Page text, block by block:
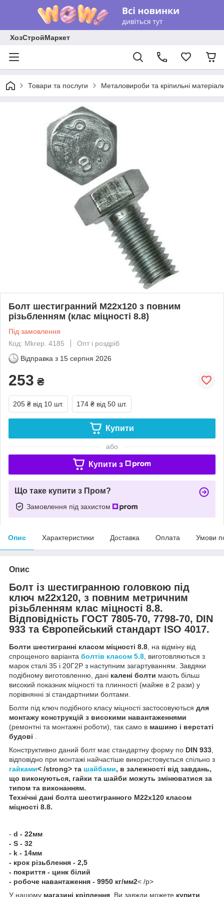
ХозСтройМаркет
Товари та послуги Металовироби та кріпильні
Болт шестигранний М22х120 з повним
різьбленням (клас міцності 8.8)
Під замовлення
Код: Mkrep. 4185
Опт і роздріб
Відправка з 15 серпня 2026
253 ₴
205 ₴ від 10 шт. 174 ₴ від 50 шт.
Купити
або
Купити з
Що таке купити з Пром?
Замовлення під захистом
Опис Характеристики Доставка Оплата Умови
Опис
Болт із шестигранною головкою під
ключ м22х120, з повним метричним
різьбленням клас міцності 8.8.
Відповідність ГОСТ 7805-70, 7798-70, DIN
933 та Європейський стандарт ISO 4017.
Болти шестигранні класом міцності 8.8, на відміну від
спрощеного варіанта болтів класом 5.8, виготовляються з
марок сталі 35 і 20Г2Р з наступним загартуванням. Завдяки
подібному виготовленню, дані калені болти мають більш
високий показник міцності та плинності (майже в 2 рази) у
порівнянні зі стандартними болтами.
Болти під ключ подібного класу міцності застосовуються для
монтажу конструкцій з високими навантаженнями
(ремонтні та монтажні роботи), так само в машино і верстаті
будові .
Конструктивно даний болт має стандартну форму по DIN 933,
відповідно при монтажі найчастіше використовується спільно з
гайками< /strong> та шайбами, в залежності від завдань,
що виконуються, гайки та шайби можуть змінюватися за
типом та виконанням.
Технічні дані болта шестигранного М22х120 класом
міцності 8.8.
- d - 22мм
- S - 32
- k - 14мм
- крок різьблення - 2,5
- покриття - цинк білий
- робоче навантаження - 9950 кг/мм2< /p>
У нашому магазині кріплення , Ви завжди можете купити